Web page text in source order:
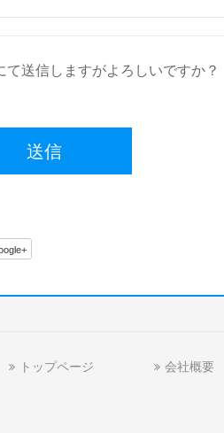
送信しますがよろしいですか？
トップページ 会社概要